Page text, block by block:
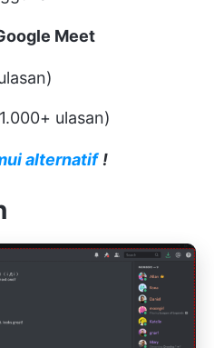
Meet
ulasan)
alternatif !